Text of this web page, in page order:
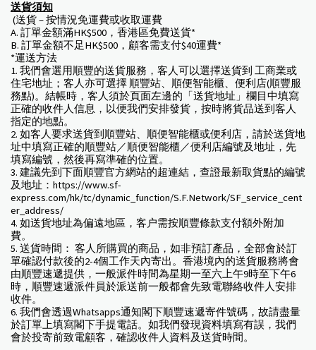
送貨須知
(送貨 – 按情況免運費或收取運費
A. 訂單金額滿HK$500，香港區免費送貨*
B. 訂單金額不足HK$500，顧客需支付$40運費*
*運送方法
1. 我們會選用順豐的送貨服務，客人可以選擇送貨到 工商業或
住宅地址；客人亦可選擇 順豐站、順便智能櫃、便利店(順豐服
務點)。結帳時，客人須於頁面左邊的「送貨地址」欄目中填寫
正確的收件人信息，以便我們安排發貨，按時將貨品送到客人
指定的地點。
2. 如客人要求送貨到順豐站、順便智能櫃或便利店，請於送貨地
址中填寫正確的順豐站／順便智能櫃／便利店編號及地址，先
填寫編號，然後再寫準確的位置。
3. 建議先到下面順豐官方網站的超連結，查證最新取貨點的編號
及地址：https://www.sf-
express.com/hk/tc/dynamic_function/S.F.Network/SF_service_cent
er_address/
4. 如送貨地址為偏遠地區，客户需按順豐條款支付額外附加
費。
5. 送貨時間： 客人所購買的商品，如非預訂產品，全部會於訂
單確認付款後的2-4個工作天內寄出。香港境內的送貨服務將會
由順豐速遞提供，一般派件時間為星期一至六上午9時至下午6
時，順豐速遞派件員於派送前一般都會先致電聯絡收件人安排
收件。
6. 我們會透過Whatsapps通知閣下順豐速遞寄件號碼，故請盡量
於訂單上填寫閣下手提電話。如我們發現資料填寫有誤，我們
會於投寄前致電顧客，確認收件人資料及送貨時間。